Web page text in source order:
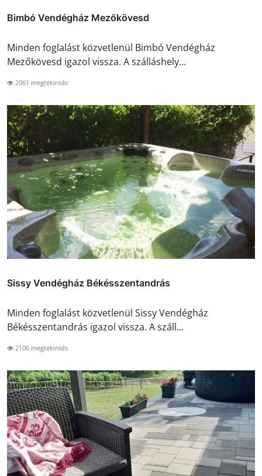
Bimbó Vendégház Mezőkövesd
Minden foglalást közvetlenül Bimbó Vendégház
Mezőkövesd igazol vissza. A szálláshely...
2061 megtekintés
Sissy Vendégház Békésszentandrás
Minden foglalást közvetlenül Sissy Vendégház
Békésszentandrás igazol vissza. A száll...
2106 megtekintés